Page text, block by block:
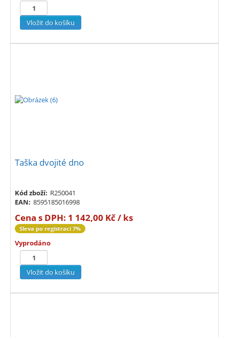
Taška dvojité dno
Kód zboží: R250041
EAN: 8595185016998
Cena s DPH: 1 142,00 Kč / ks
Sleva po registraci 7%
Vyprodáno